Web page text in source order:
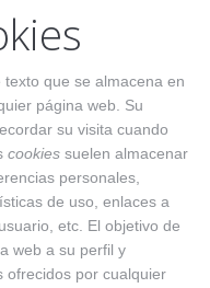
que se almacena en
página web. Su
su visita cuando
cookies suelen almacenar
personales,
de uso, enlaces a
etc. El objetivo de
web a su perfil y
ofrecidos por cualquier